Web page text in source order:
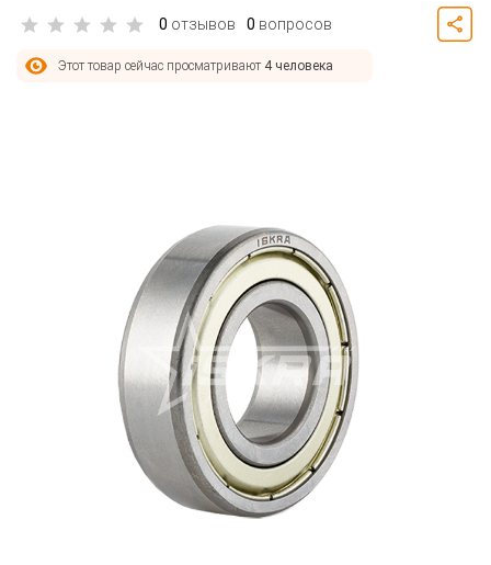
0 отзывов 0 вопросов
Этот товар сейчас просматривают 4 человека